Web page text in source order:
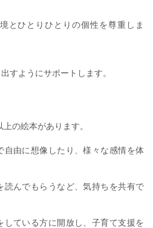
とひとりひとりの個性を尊重しま
すようにサポートします。
の絵本があります。
自由に想像したり、様々な感情を体
読んでもらうなど、気持ちを共有で
している方に開放し、子育て支援を